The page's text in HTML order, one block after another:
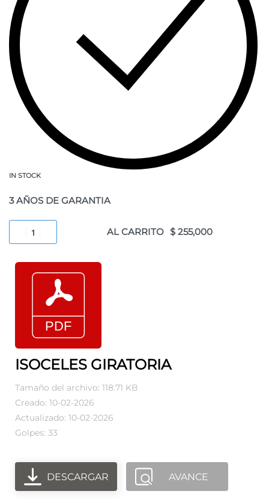
IN STOCK
3 AÑOS DE GARANTIA
AL CARRITO
ISOCELES GIRATORIA
Tamaño del archivo: 118.71 KB
Creado: 10-02-2026
Actualizado: 10-02-2026
Golpes: 33
DESCARGAR AVANCE